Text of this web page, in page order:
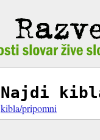
Najdi
kibla/pripomni